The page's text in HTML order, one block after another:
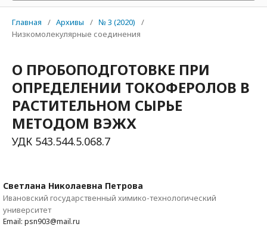
Главная / Архивы / № 3 (2020)
/
Низкомолекулярные соединения
О ПРОБОПОДГОТОВКЕ ПРИ
ОПРЕДЕЛЕНИИ ТОКОФЕРОЛОВ В
РАСТИТЕЛЬНОМ СЫРЬЕ
МЕТОДОМ ВЭЖХ
УДК 543.544.5.068.7
Светлана Николаевна Петрова
Ивановский государственный химико-технологический
университет
Email: psn903@mail.ru